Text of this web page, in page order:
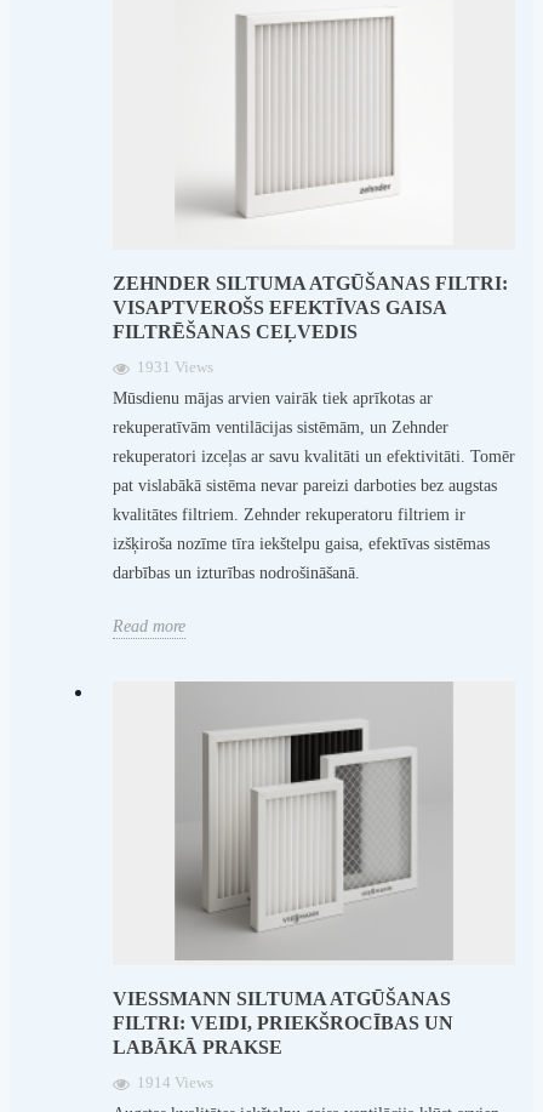
ZEHNDER SILTUMA ATGŪŠANAS FILTRI:
VISAPTVEROŠS EFEKTĪVAS GAISA
FILTRĒŠANAS CEĻVEDIS
1931 Views
Mūsdienu mājas arvien vairāk tiek aprīkotas ar
rekuperatīvām ventilācijas sistēmām, un Zehnder
rekuperatori izceļas ar savu kvalitāti un efektivitāti. Tomēr
pat vislabākā sistēma nevar pareizi darboties bez augstas
kvalitātes filtriem. Zehnder rekuperatoru filtriem ir
izšķiroša nozīme tīra iekštelpu gaisa, efektīvas sistēmas
darbības un izturības nodrošināšanā.
Read more
VIESSMANN SILTUMA ATGŪŠANAS
FILTRI: VEIDI, PRIEKŠROCĪBAS UN
LABĀKĀ PRAKSE
1914 Views